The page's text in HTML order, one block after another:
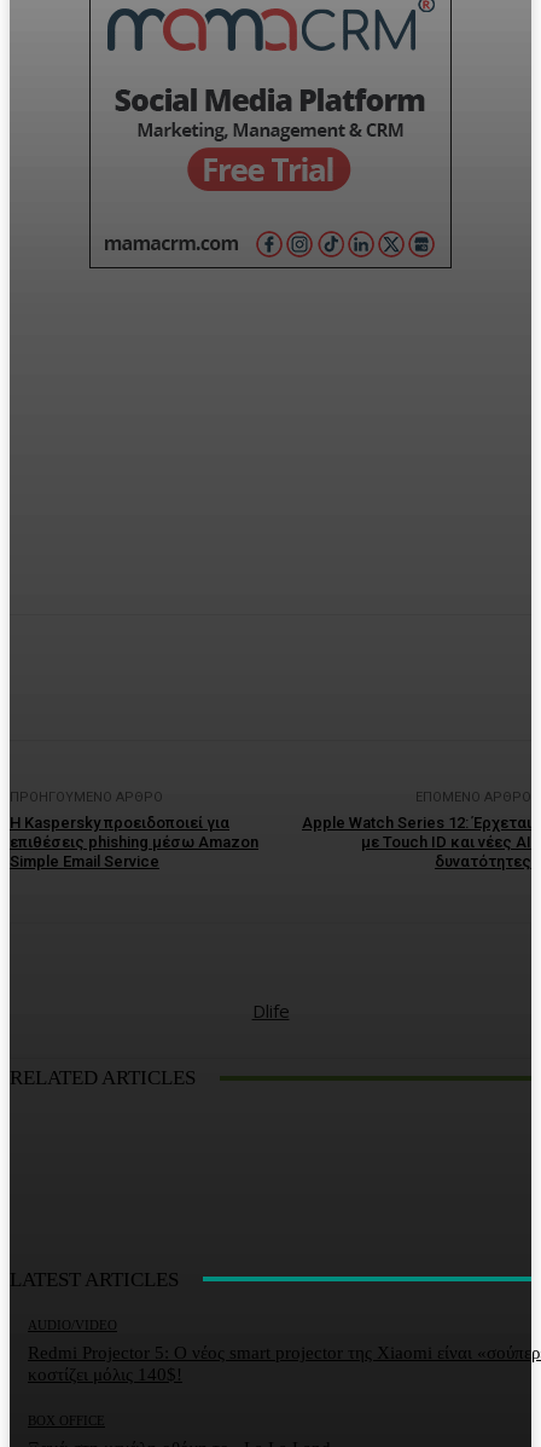
ΠΡΟΗΓΟΎΜΕΝΟ ΆΡΘΡΟ
Η Kaspersky προειδοποιεί για
επιθέσεις phishing μέσω Amazon
Simple Email Service
ΕΠΌΜΕΝΟ ΆΡΘΡΟ
Apple Watch Series 12: Έρχεται
με Touch ID και νέες AI
δυνατότητες
Dlife
RELATED ARTICLES
LATEST ARTICLES
AUDIO/VIDEO
Redmi Projector 5: Ο νέος smart projector της Xiaomi είναι
κοστίζει μόλις 140$!
BOX OFFICE